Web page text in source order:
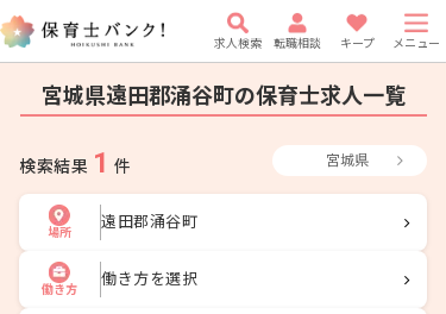
求人検索 転職相談 キープ メニュー
宮城県遠田郡涌谷町の保育士求人一覧
検索結果 1 件 宮城県
場所
遠田郡涌谷町
働き方
働き方を選択